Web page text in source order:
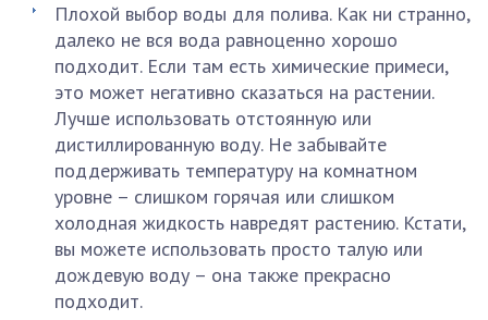
Плохой выбор воды для полива. Как ни странно,
далеко не вся вода равноценно хорошо
подходит. Если там есть химические примеси,
это может негативно сказаться на растении.
Лучше использовать отстоянную или
дистиллированную воду. Не забывайте
поддерживать температуру на комнатном
уровне – слишком горячая или слишком
холодная жидкость навредят растению. Кстати,
вы можете использовать просто талую или
дождевую воду – она также прекрасно
подходит.